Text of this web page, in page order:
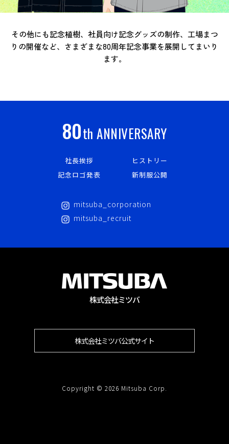
その他にも記念植樹、社員向け記念グッズの制作、工場まつ
りの開催など、 さまざまな80周年記念事業を展開してまいり
ます。
80th ANNIVERSARY
社長挨拶
ヒストリー
記念ロゴ発表
新制服公開
mitsuba_corporation
mitsuba_recruit
株式会社ミツバ
株式会社ミツバ公式サイト
Copyright © 2026 Mitsuba Corp.